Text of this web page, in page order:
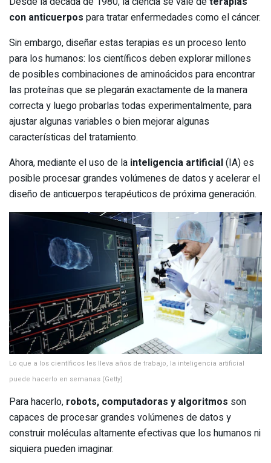
con anticuerpos para tratar enfermedades como el cáncer.
Sin embargo, diseñar estas terapias es un proceso lento
para los humanos: los científicos deben explorar millones
de posibles combinaciones de aminoácidos para encontrar
las proteínas que se plegarán exactamente de la manera
correcta y luego probarlas todas experimentalmente, para
ajustar algunas variables o bien mejorar algunas
características del tratamiento.
Ahora, mediante el uso de la inteligencia artificial(IA) es
posible procesar grandes volúmenes de datos y acelerar el
diseño de anticuerpos terapéuticos de próxima generación.
Lo que a los científicos les lleva años de trabajo, la inteligencia artificial
puede hacerlo en semanas (Getty)
Para hacerlo, robots, computadoras y algoritmos son
capaces de procesar grandes volúmenes de datos y
construir moléculas altamente efectivas que los humanos ni
siquiera pueden imaginar.